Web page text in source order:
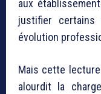
aux
justifier certains
évolution
Mais cette
alourdit la